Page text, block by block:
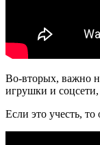
Во-вторых, важно
игрушки и
Если это учесть,